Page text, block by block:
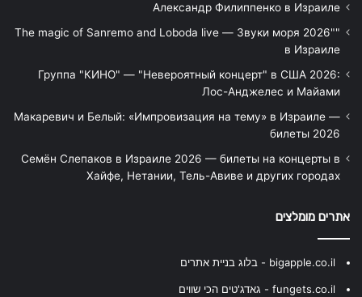
Александр Филиппенко в Израиле
"The magic of Sanremo and Loboda live — Звуки моря 2026"
в Израиле
Группа "КИНО" — "Невероятный концерт" в США 2026:
Лос-Анджелес и Майами
Макаревич и Белый: «Импровизация на тему» в Израиле —
билеты 2026
Семён Слепаков в Израиле 2026 — билеты на концерты в
Хайфе, Нетании, Тель-Авиве и других городах
אתרים מומלצים
bigapple.co.il - בלוג בניית אתרים
fungets.co.il - גאדג'טים הכי שווים